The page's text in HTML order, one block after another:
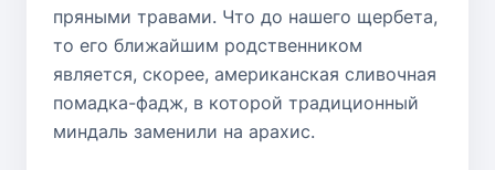
пряными травами. Что до нашего щербета,
то его ближайшим родственником
является, скорее, американская сливочная
помадка-фадж, в которой традиционный
миндаль заменили на арахис.